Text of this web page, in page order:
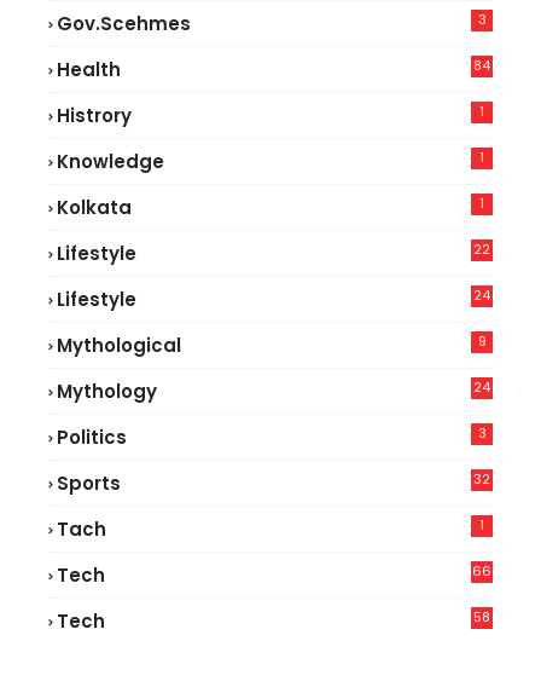
Gov.scehmes 3
Health
84
Histrory 1
Knowledge 1
Kolkata 1
Lifestyle
22
Lifestyle
24
Mythological 9
Mythology 24
Politics 3
Sports 32
Tach 1
Tech
66
Tech
58